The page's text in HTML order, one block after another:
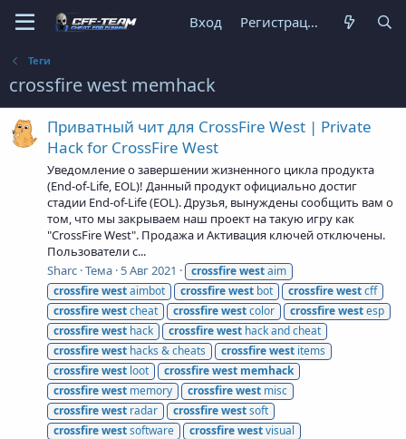
Вход Регистрация
Теги
crossfire west memhack
Приватный чит для CrossFire West | Private
Hack for CrossFire West
Уведомление о завершении жизненного цикла продукта
(End-of-Life, EOL)! Данный продукт официально достиг
стадии End-of-Life (EOL). Друзья, вынуждены сообщить вам о
том, что мы закрываем наш проект на такую игру как
"CrossFire West". Продажа и Активация ключей отключены.
Пользователи с...
Sharc Тема 5 Авг 2021 crossfirewestaim
crossfirewestaimbot crossfirewest bot crossfirewestcff
crossfirewestcheat crossfirewestcolor crossfirewestesp
crossfirewest hack crossfirewest hack and cheat
crossfirewest hacks & cheats crossfirewest items
crossfirewest loot crossfirewest memhack
crossfirewest memory crossfirewest misc
crossfirewest radar crossfirewestsoft
crossfirewestsoftware crossfirewestvisual